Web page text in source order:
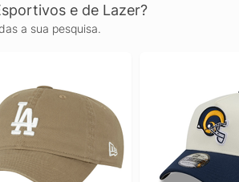
e de Lazer?
a sua pesquisa.